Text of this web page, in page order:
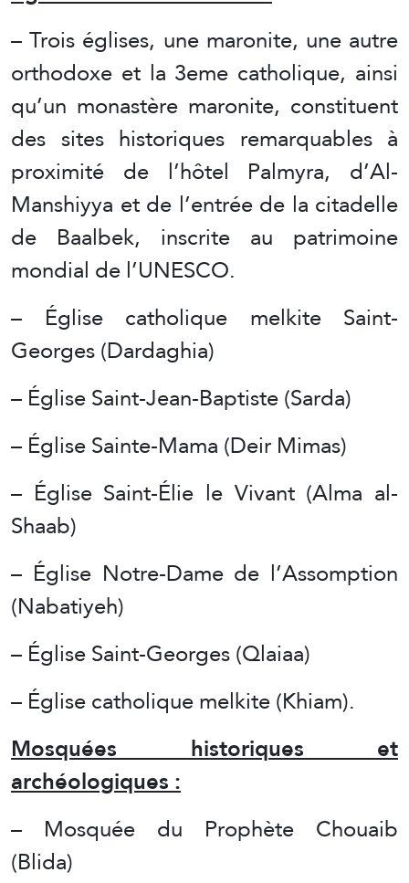
– Trois églises, une maronite, une autre
orthodoxe et la 3eme catholique, ainsi
qu’un monastère maronite, constituent
des sites historiques remarquables à
proximité de l’hôtel Palmyra, d’Al-
Manshiyya et de l’entrée de la citadelle
de Baalbek, inscrite au patrimoine
mondial de l’UNESCO.
– Église catholique melkite Saint-
Georges (Dardaghia)
– Église Saint-Jean-Baptiste (Sarda)
– Église Sainte-Mama (Deir Mimas)
– Église Saint-Élie le Vivant (Alma al-
Shaab)
– Église Notre-Dame de l’Assomption
(Nabatiyeh)
– Église Saint-Georges (Qlaiaa)
– Église catholique melkite (Khiam).
Mosquées historiques et
archéologiques :
– Mosquée du Prophète Chouaib
(Blida)